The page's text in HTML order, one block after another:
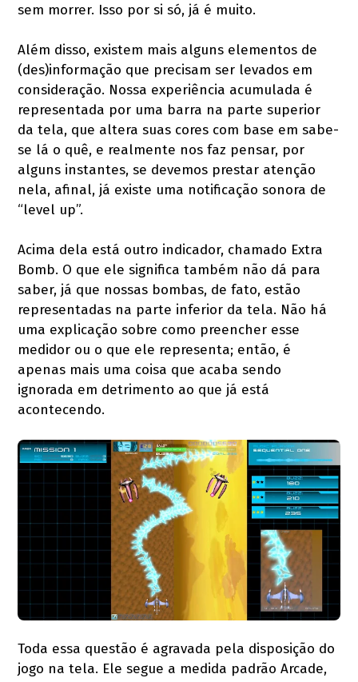
sem morrer. Isso por si só, já é muito.
Além disso, existem mais alguns elementos de
(des)informação que precisam ser levados em
consideração. Nossa experiência acumulada é
representada por uma barra na parte superior
da tela, que altera suas cores com base em sabe-
se lá o quê, e realmente nos faz pensar, por
alguns instantes, se devemos prestar atenção
nela, afinal, já existe uma notificação sonora de
“level up”.
Acima dela está outro indicador, chamado Extra
Bomb. O que ele significa também não dá para
saber, já que nossas bombas, de fato, estão
representadas na parte inferior da tela. Não há
uma explicação sobre como preencher esse
medidor ou o que ele representa; então, é
apenas mais uma coisa que acaba sendo
ignorada em detrimento ao que já está
acontecendo.
Toda essa questão é agravada pela disposição do
jogo na tela. Ele segue a medida padrão Arcade,